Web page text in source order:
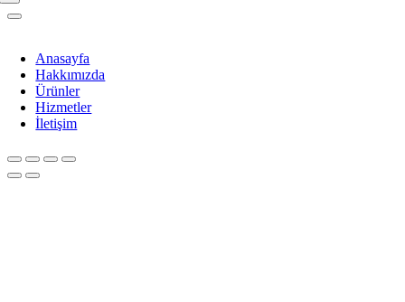
Anasayfa
Hakkımızda
Ürünler
Hizmetler
İletişim